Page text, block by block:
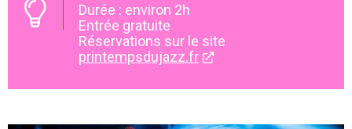
Durée : environ 2h
Entrée gratuite
Réservations sur le site
printempsdujazz.fr